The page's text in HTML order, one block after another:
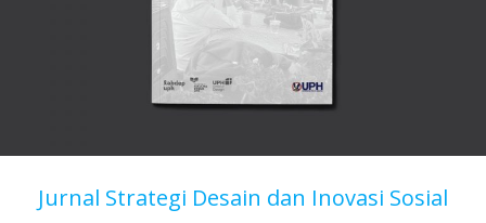
Jurnal Strategi Desain dan Inovasi Sosial